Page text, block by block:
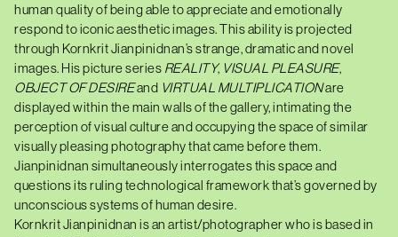
T
C
A
R
D
0
1
q
u
a
t
i
human quality of being able to appreciate and emotionally
respond to iconic aesthetic images. This ability is projected
through Kornkrit Jianpinidnan’s strange, dramatic and novel
images. His picture series REALITY, VISUAL PLEASURE,
OBJECT OF DESIREand VIRTUAL MULTIPLICATIONare
displayed within the main walls of the gallery, intimating the
perception of visual culture and occupying the space of similar
visually pleasing photography that came before them.
Jianpinidnan simultaneously interrogates this space and
questions its ruling technological framework that’s governed by
unconscious systems of human desire.
Kornkrit Jianpinidnan is an artist/photographer who is based in